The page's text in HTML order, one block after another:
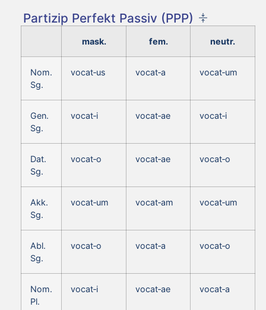
Partizip Perfekt Passiv (PPP)
mask. fem. neutr.
Nom.
Sg.
vocat‑us vocat‑a vocat‑um
Gen.
Sg.
vocat‑i vocat‑ae vocat‑i
Dat.
Sg.
vocat‑o vocat‑ae vocat‑o
Akk.
Sg.
vocat‑um vocat‑am vocat‑um
Abl.
Sg.
vocat‑o vocat‑a vocat‑o
Nom.
Pl.
vocat‑i vocat‑ae vocat‑a